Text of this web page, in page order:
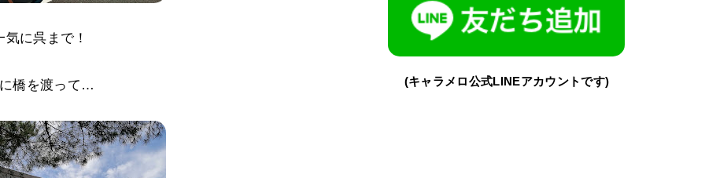
気に呉まで！
橋を渡って… (キャラメロ公式LINEアカウントです)